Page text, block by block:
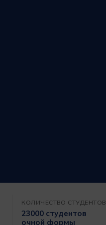
КОЛИЧЕСТВО СТУДЕНТОВ
23000 студентов
очной формы